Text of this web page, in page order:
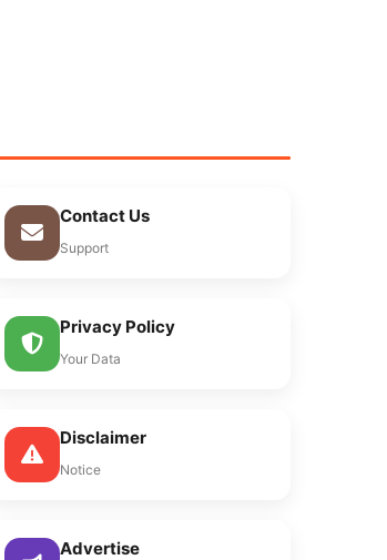
Contact Us
Support
Privacy Policy
Your Data
Disclaimer
Notice
Advertise